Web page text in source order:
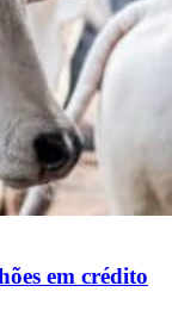
em crédito